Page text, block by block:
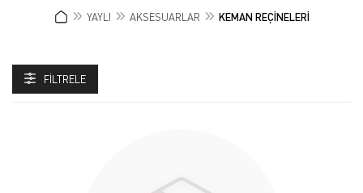
YAYLI AKSESUARLAR KEMAN REÇİNELERİ
FILTRELE